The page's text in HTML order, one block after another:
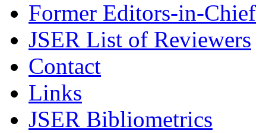
Former Editors-in-Chief
JSER List of Reviewers
Contact
Links
JSER Bibliometrics